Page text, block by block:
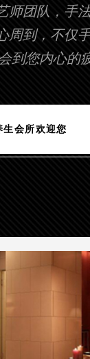
师团队，手
周到，不仅
到您内心的
生会所欢迎您